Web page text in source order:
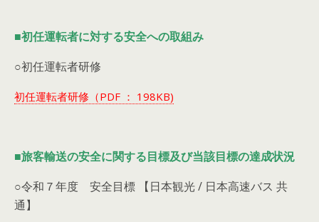
■初任運転者に対する安全への取組み
○初任運転者研修
初任運転者研修（PDF ： 198KB)
■旅客輸送の安全に関する目標及び当該目標の達成状況
○令和７年度 安全目標 【日本観光 / 日本高速バス 共
通】